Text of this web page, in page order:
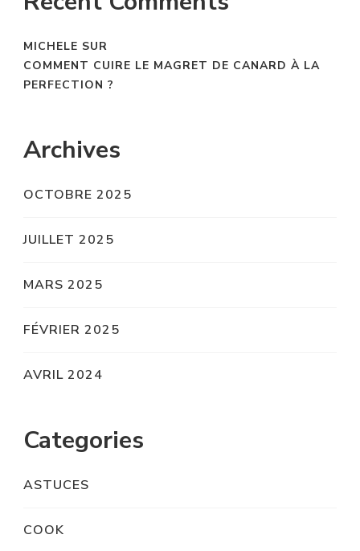
MICHELE SUR
COMMENT CUIRE LE MAGRET DE CANARD À LA
PERFECTION ?
Archives
OCTOBRE 2025
JUILLET 2025
MARS 2025
FÉVRIER 2025
AVRIL 2024
Categories
ASTUCES
COOK